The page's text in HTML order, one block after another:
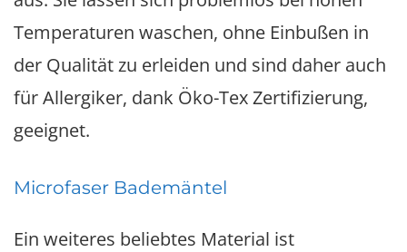
Temperaturen waschen, ohne Einbußen in
der Qualität zu erleiden und sind daher auch
für Allergiker, dank Öko-Tex Zertifizierung,
geeignet.
Microfaser Bademäntel
Ein weiteres beliebtes Material ist